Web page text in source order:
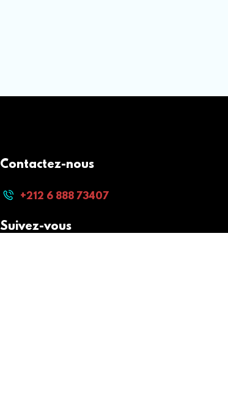
Contactez-nous
+212 6 888 73407
Suivez-vous